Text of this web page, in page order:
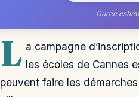
Durée
L a campagne
les écoles de Cannes
peuvent faire les